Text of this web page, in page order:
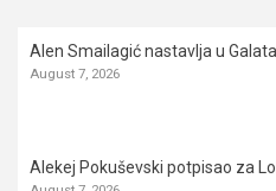
Alen Smailagić nastavlja u
August 7, 2026
Alekej Pokuševski potpisao za